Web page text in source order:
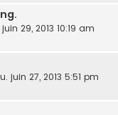
29, 2013 10:19 am
juin 27, 2013 5:51 pm